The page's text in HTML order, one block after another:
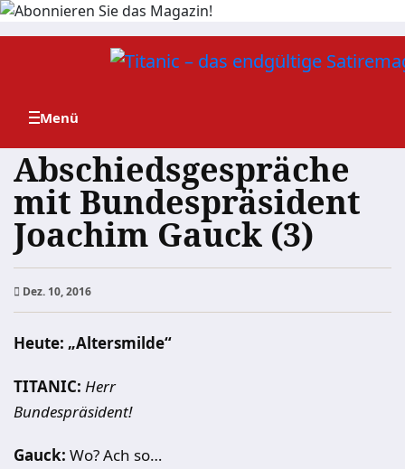
Zum
Abschiedsgespräche
mit Bundespräsident
Joachim Gauck (3)
Dez. 10, 2016
Heute: „Altersmilde“
TITANIC: Herr
Bundespräsident!
Gauck: Wo? Ach so…